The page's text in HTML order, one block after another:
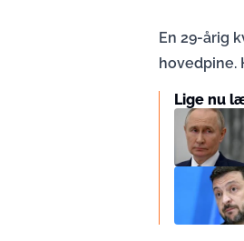
En 29-årig
hovedpine.
Lige nu